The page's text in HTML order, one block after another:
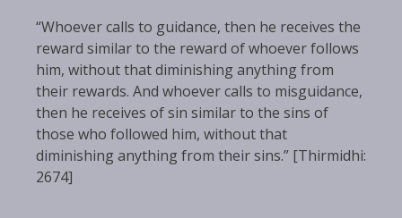
“Whoever calls to guidance, then he receives the
reward similar to the reward of whoever follows
him, without that diminishing anything from
their rewards. And whoever calls to misguidance,
then he receives of sin similar to the sins of
those who followed him, without that
diminishing anything from their sins.” [Thirmidhi:
2674]